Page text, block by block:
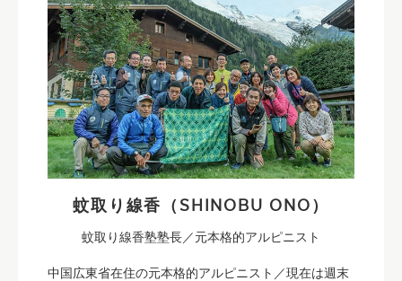
蚊取り線香（SHINOBU ONO）
蚊取り線香塾塾長／元本格的アルピニスト
中国広東省在住の元本格的アルピニスト／現在は週末